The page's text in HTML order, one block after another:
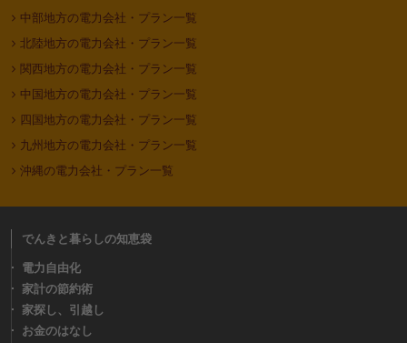
中部地方の電力会社・プラン一覧
北陸地方の電力会社・プラン一覧
関西地方の電力会社・プラン一覧
中国地方の電力会社・プラン一覧
四国地方の電力会社・プラン一覧
九州地方の電力会社・プラン一覧
沖縄の電力会社・プラン一覧
でんきと暮らしの知恵袋
電力自由化
家計の節約術
家探し、引越し
お金のはなし